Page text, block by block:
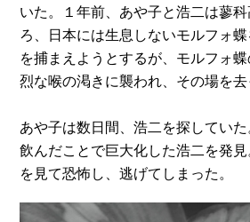
いた。１年前、あや子と浩二は蓼
ろ、日本には生息しないモルフォ
を捕まえようとするが、モルフォ
烈な喉の渇きに襲われ、その場を去
あや子は数日間、浩二を探してい
飲んだことで巨大化した浩二を発
を見て恐怖し、逃げてしまった。